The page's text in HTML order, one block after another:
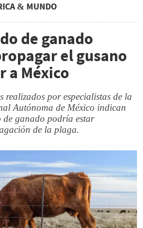
& MUNDO
de ganado
el gusano
a México
realizados por especialistas de la
Autónoma de México indican
de ganado podría estar
de la plaga.